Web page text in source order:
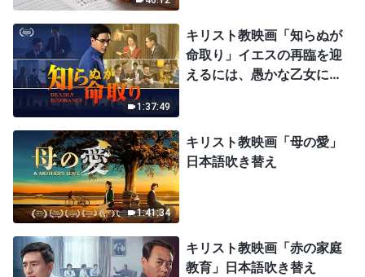
1:37:49
キリスト教映画「知らぬが
命取り」イエスの再臨を迎
えるには、愚かな乙女にな
1:41:34
キリスト教映画「母の愛」
日本語吹き替え
キリスト教映画「赤の家庭
教育」日本語吹き替え